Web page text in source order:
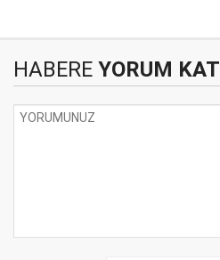
HABERE YORUM KAT